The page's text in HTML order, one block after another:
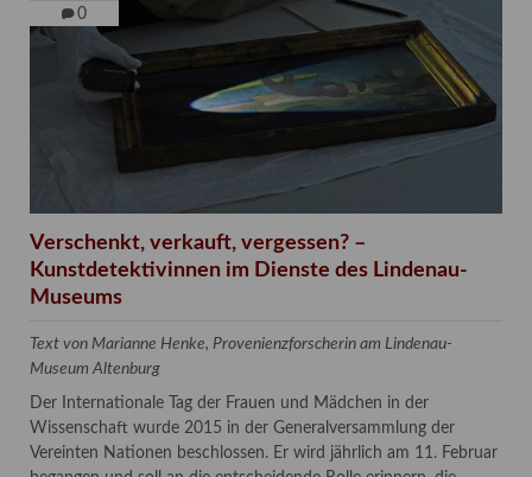
0
Verschenkt, verkauft, vergessen? –
Kunstdetektivinnen im Dienste des Lindenau-
Museums
Text von Marianne Henke, Provenienzforscherin am Lindenau-
Museum Altenburg
Der Internationale Tag der Frauen und Mädchen in der
Wissenschaft wurde 2015 in der Generalversammlung der
Vereinten Nationen beschlossen. Er wird jährlich am 11. Februar